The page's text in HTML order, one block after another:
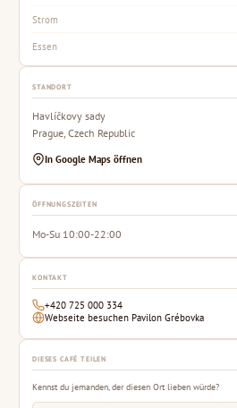
Strom
Essen
STANDORT
Havlíčkovy sady
Prague, Czech Republic
In Google Maps öffnen
ÖFFNUNGSZEITEN
Mo-Su 10:00-22:00
KONTAKT
+420 725 000 334
Webseite besuchen Pavilon Grébovka
DIESES CAFÉ TEILEN
Kennst du jemanden, der diesen Ort lieben würde?